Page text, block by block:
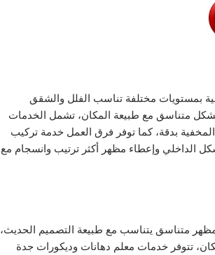
بمستويات مختلفة تناسب الفلل والشقق
بشكل متناسق مع طبيعة المكان، تشمل الخدمات
بدقة، كما توفر فرق العمل خدمة تركيب
وإعطاء مظهر أكثر ترتيب وانسجام مع
متناسق يتناسب مع طبيعة التصميم الحديث،
تتوفر خدمات معلم دهانات وديكورات جدة